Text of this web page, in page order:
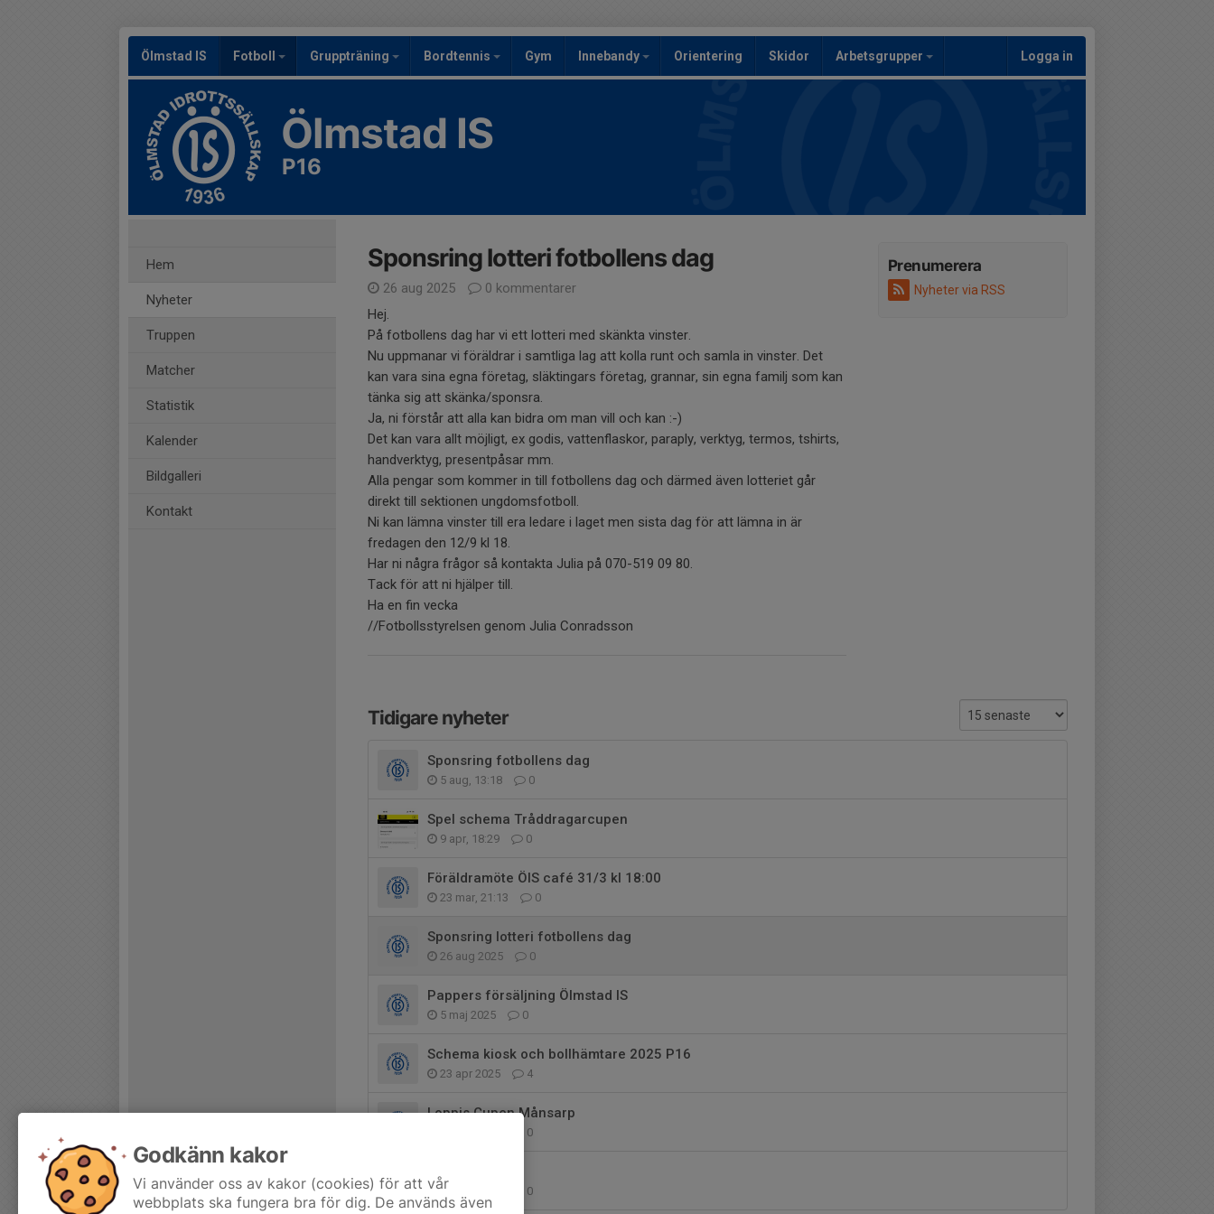
Ölmstad IS Fotboll Gruppträning Bordtennis Gym Innebandy Orientering Skidor Arbetsgrupper Logga in
Ölmstad IS
P16
Hem
Nyheter
Truppen
Matcher
Statistik
Kalender
Bildgalleri
Kontakt
Prenumerera
Nyheter via RSS
Sponsring lotteri fotbollens dag
26 aug 2025
0 kommentarer
Hej.
På fotbollens dag har vi ett lotteri med skänkta vinster.
Nu uppmanar vi föräldrar i samtliga lag att kolla runt och samla in vinster. Det
kan vara sina egna företag, släktingars företag, grannar, sin egna familj som kan
tänka sig att skänka/sponsra.
Ja, ni förstår att alla kan bidra om man vill och kan :-)
Det kan vara allt möjligt, ex godis, vattenflaskor, paraply, verktyg, termos, tshirts,
handverktyg, presentpåsar mm.
Alla pengar som kommer in till fotbollens dag och därmed även lotteriet går
direkt till sektionen ungdomsfotboll.
Ni kan lämna vinster till era ledare i laget men sista dag för att lämna in är
fredagen den 12/9 kl 18.
Har ni några frågor så kontakta Julia på 070-519 09 80.
Tack för att ni hjälper till.
Ha en fin vecka
//Fotbollsstyrelsen genom Julia Conradsson
Tidigare nyheter
Sponsring fotbollens dag
5 aug, 13:18 0
Spel schema Tråddragarcupen
9 apr, 18:29 0
Föräldramöte ÖIS café 31/3 kl 18:00
23 mar, 21:13 0
Sponsring lotteri fotbollens dag
26 aug 2025 0
Pappers försäljning Ölmstad IS
5 maj 2025 0
Schema kiosk och bollhämtare 2025 P16
23 apr 2025 4
Loppis Cupen Månsarp
0
14 apr 2025 0
Godkänn kakor
Vi använder oss av kakor (cookies) för att vår
webbplats ska fungera bra för dig. De används även